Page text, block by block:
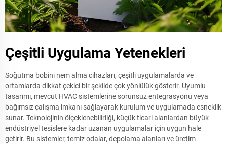
Çeşitli Uygulama Yetenekleri
Soğutma bobini nem alma cihazları, çeşitli uygulamalarda ve
ortamlarda dikkat çekici bir şekilde çok yönlülük gösterir. Uyumlu
tasarımı, mevcut HVAC sistemlerine sorunsuz entegrasyonu veya
bağımsız çalışma imkanı sağlayarak kurulum ve uygulamada esneklik
sunar. Teknolojinin ölçeklenebilirliği, küçük ticari alanlardan büyük
endüstriyel tesislere kadar uzanan uygulamalar için uygun hale
getirir. Bu sistemler, temiz odalar, depolama alanları ve üretim